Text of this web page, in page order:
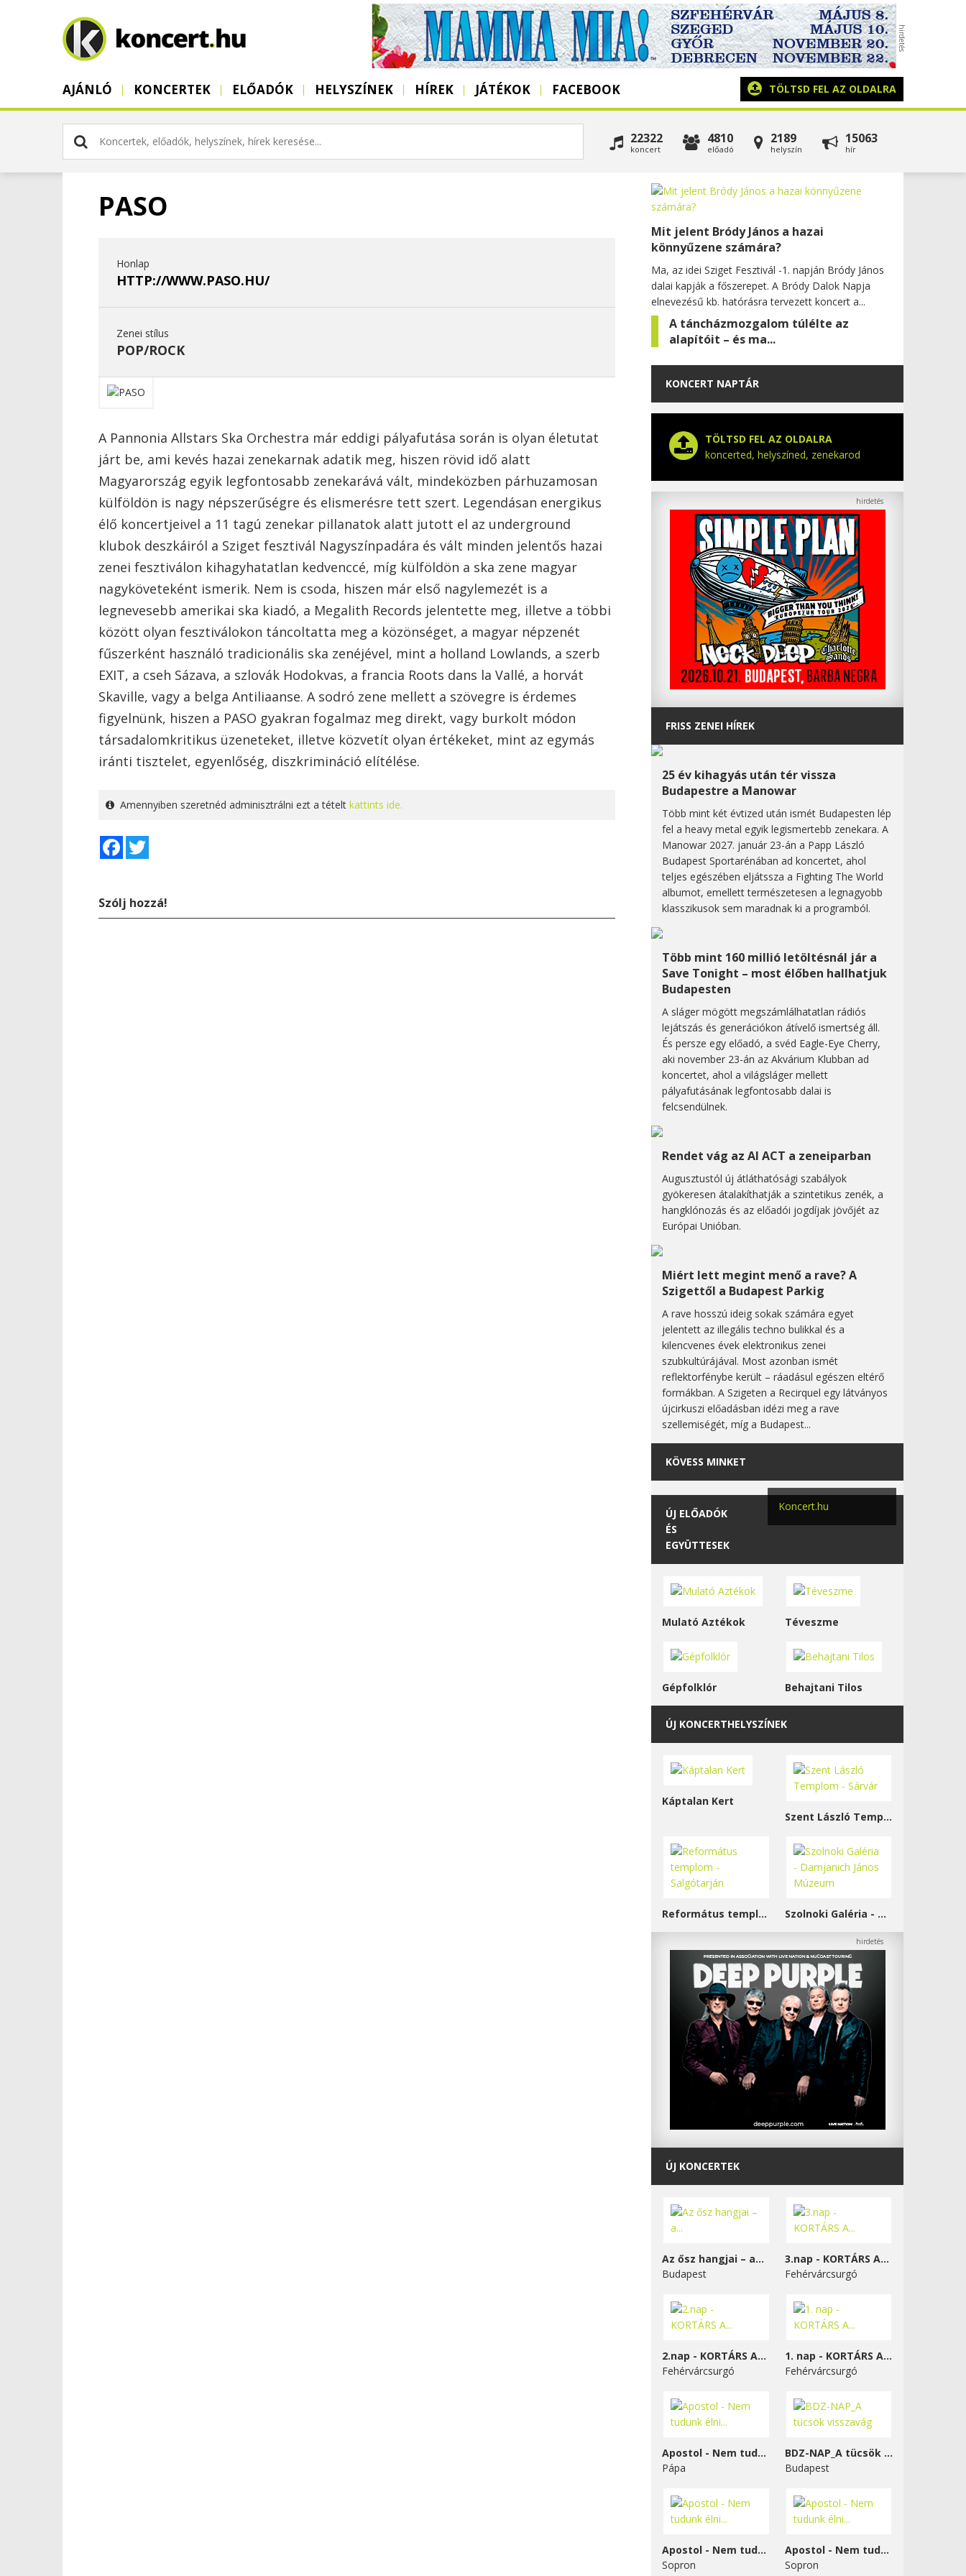
AJÁNLÓ KONCERTEK ELŐADÓK HELYSZÍNEK HÍREK JÁTÉKOK FACEBOOK TÖLTSD FEL AZ OLDALRA
22322
koncert
4810
előadó
2189
helyszín
15063
hír
PASO
Honlap
HTTP://WWW.PASO.HU/
Zenei stílus
POP/ROCK
A Pannonia Allstars Ska Orchestra már eddigi pályafutása során is olyan életutat
járt be, ami kevés hazai zenekarnak adatik meg, hiszen rövid idő alatt
Magyarország egyik legfontosabb zenekarává vált, mindeközben párhuzamosan
külföldön is nagy népszerűségre és elismerésre tett szert. Legendásan energikus
élő koncertjeivel a 11 tagú zenekar pillanatok alatt jutott el az underground
klubok deszkáiról a Sziget fesztivál Nagyszínpadára és vált minden jelentős hazai
zenei fesztiválon kihagyhatatlan kedvenccé, míg külföldön a ska zene magyar
nagyköveteként ismerik. Nem is csoda, hiszen már első nagylemezét is a
legnevesebb amerikai ska kiadó, a Megalith Records jelentette meg, illetve a többi
között olyan fesztiválokon táncoltatta meg a közönséget, a magyar népzenét
fűszerként használó tradicionális ska zenéjével, mint a holland Lowlands, a szerb
EXIT, a cseh Sázava, a szlovák Hodokvas, a francia Roots dans la Vallé, a horvát
Skaville, vagy a belga Antiliaanse. A sodró zene mellett a szövegre is érdemes
figyelnünk, hiszen a PASO gyakran fogalmaz meg direkt, vagy burkolt módon
társadalomkritikus üzeneteket, illetve közvetít olyan értékeket, mint az egymás
iránti tisztelet, egyenlőség, diszkrimináció elítélése.
Amennyiben szeretnéd adminisztrálni ezt a tételt kattints ide.
Facebook
Szólj hozzá!
Mit jelent Bródy János a hazai
könnyűzene számára?
Ma, az idei Sziget Fesztivál -1. napján Bródy János
dalai kapják a főszerepet. A Bródy Dalok Napja
elnevezésű kb. hatórásra tervezett koncert a...
A táncházmozgalom túlélte az
alapítóit – és ma...
KONCERT NAPTÁR
TÖLTSD FEL AZ OLDALRA
koncerted, helyszíned, zenekarod
FRISS ZENEI HÍREK
25 év kihagyás után tér vissza
Budapestre a Manowar
Több mint két évtized után ismét Budapesten lép
fel a heavy metal egyik legismertebb zenekara. A
Manowar 2027. január 23-án a Papp László
Budapest Sportarénában ad koncertet, ahol
teljes egészében eljátssza a Fighting The World
albumot, emellett természetesen a legnagyobb
klasszikusok sem maradnak ki a programból.
Több mint 160 millió letöltésnál jár a
Save Tonight – most élőben hallhatjuk
Budapesten
A sláger mögött megszámlálhatatlan rádiós
lejátszás és generációkon átívelő ismertség áll.
És persze egy előadó, a svéd Eagle-Eye Cherry,
aki november 23-án az Akvárium Klubban ad
koncertet, ahol a világsláger mellett
pályafutásának legfontosabb dalai is
felcsendülnek.
Rendet vág az AI ACT a zeneiparban
Augusztustól új átláthatósági szabályok
gyökeresen átalakíthatják a szintetikus zenék, a
hangklónozás és az előadói jogdíjak jövőjét az
Európai Unióban.
Miért lett megint menő a rave? A
Szigettől a Budapest Parkig
A rave hosszú ideig sokak számára egyet
jelentett az illegális techno bulikkal és a
kilencvenes évek elektronikus zenei
szubkultúrájával. Most azonban ismét
reflektorfénybe került – ráadásul egészen eltérő
formákban. A Szigeten a Recirquel egy látványos
újcirkuszi előadásban idézi meg a rave
szellemiségét, míg a Budapest...
KÖVESS MINKET
Koncert.hu
ÚJ ELŐADÓK
ÉS
EGYÜTTESEK
Mulató Aztékok Téveszme
Gépfolklór Behajtani Tilos
ÚJ KONCERTHELYSZÍNEK
Káptalan Kert
Szent László Templom - Sárvár
Református templom - Salgótarján Szolnoki Galéria - Damjanich János Múzeum
ÚJ KONCERTEK
Az ősz hangjai – a...
Budapest
3.nap - KORTÁRS A...
Fehérvárcsurgó
2.nap - KORTÁRS A...
Fehérvárcsurgó
1. nap - KORTÁRS A...
Fehérvárcsurgó
Apostol - Nem tudunk élni...
Pápa
BDZ-NAP_A tücsök visszavág
Budapest
Apostol - Nem tudunk élni...
Sopron
Apostol - Nem tudunk élni...
Sopron